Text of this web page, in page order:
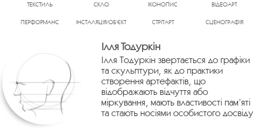
ТЕКСТИЛЬ СКЛО ІКОНОПИС ВІДЕОАРТ
ПЕРФОРМАНС ІНСТАЛЯЦІЯ/ОБ’ЄКТ СТРІТАРТ СЦЕНОГРАФІЯ
Ілля Тодуркін
Ілля Тодуркін звертається до графіки
та скульптури, як до практики
створення артефактів, що
відображають відчуття або
міркування, мають властивості пам’яті
та стають носіями особистого досвіду